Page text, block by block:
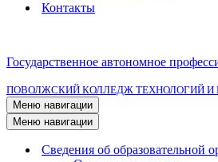
Контакты
Государственное автономное
ПОВОЛЖСКИЙ КОЛЛЕДЖ ТЕХНОЛОГИЙ
Меню навигации
Меню навигации
Сведения об образовательной